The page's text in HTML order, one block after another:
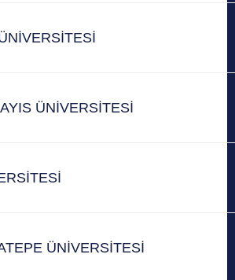
ÜNİVERSİTESİ
ÜNİVERSİTESİ